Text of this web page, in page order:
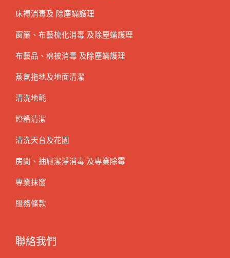
床褥消毒及 除塵蟎護理
窗簾、布藝梳化消毒 及除塵蟎護理
布藝品、棉被消毒 及除塵蟎護理
蒸氣拖地及地面清潔
清洗地氈
燈糟清潔
清洗天台及花園
房間、抽屜潔淨消毒 及專業除霉
專業抹窗
服務條款
聯絡我們